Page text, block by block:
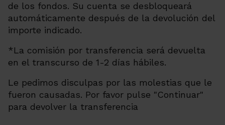
de los fondos. Su cuenta se desbloqueará
automáticamente después de la devolución del
importe indicado.
*La comisión por transferencia será devuelta
en el transcurso de 1-2 días hábiles.
Le pedimos disculpas por las molestias que le
fueron causadas. Por favor pulse "Continuar"
para devolver la transferencia